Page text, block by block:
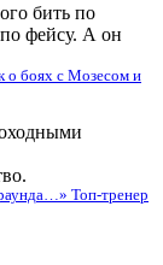
бить по
по фейсу. А он
о боях с Мозесом и
Топ-тренер